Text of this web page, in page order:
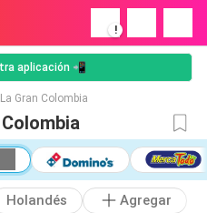
!
aplicación 📲
La Gran Colombia
Holandés
Agregar